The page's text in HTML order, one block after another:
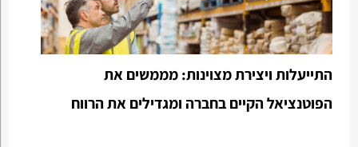
התייעלות ויצירת מצוינות: מממשים את
הפוטנציאל הקיים בחברה ומגדילים את הרווח